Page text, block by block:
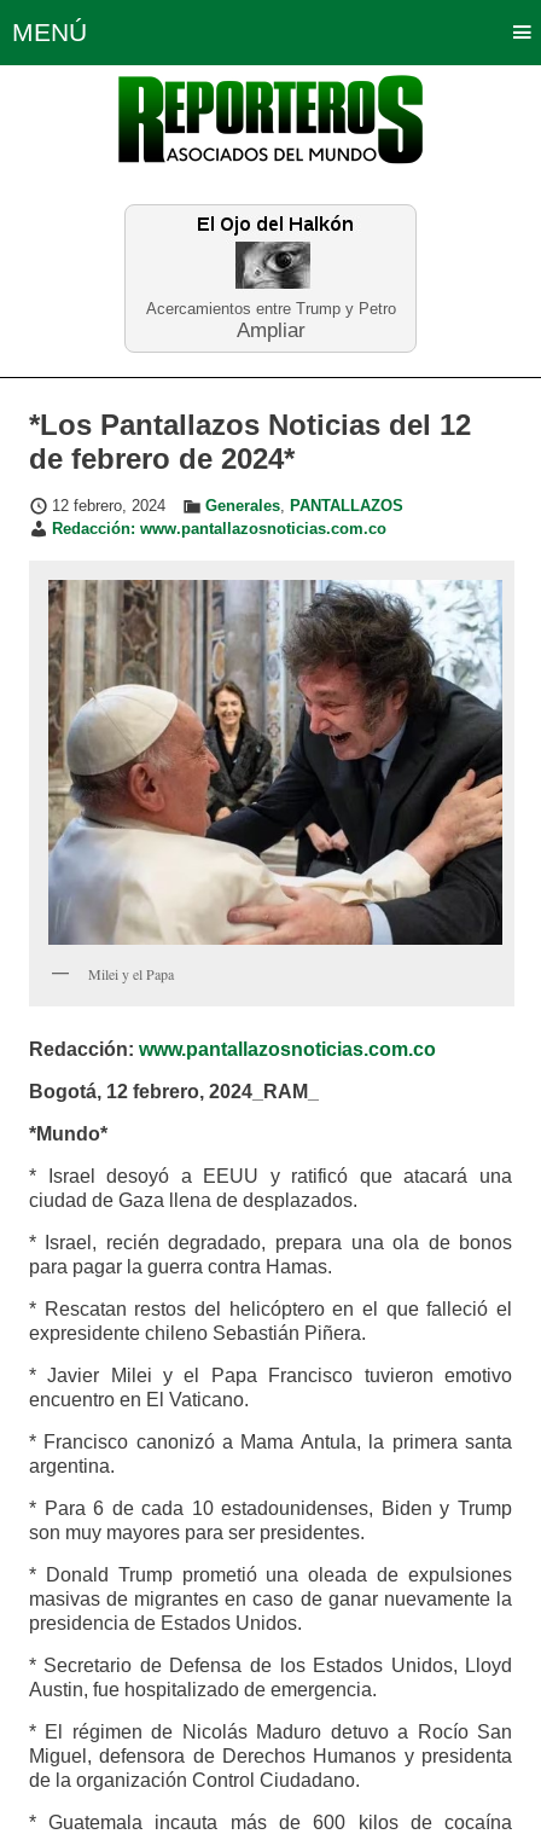
Acercamientos entre Trump y Petro
Ampliar
MENÚ
Política Opinión Bogotá
Planeta Tierra Deportes
Educación Neira
*Los Pantallazos Noticias del 12
de febrero de 2024*
12 febrero, 2024 Generales, PANTALLAZOS
Redacción: www.pantallazosnoticias.com.co
Milei y el Papa
Redacción: www.pantallazosnoticias.com.co
Bogotá, 12 febrero, 2024_RAM_
*Mundo*
* Israel desoyó a EEUU y ratificó que atacará una
ciudad de Gaza llena de desplazados.
* Israel, recién degradado, prepara una ola de bonos
para pagar la guerra contra Hamas.
* Rescatan restos del helicóptero en el que falleció el
expresidente chileno Sebastián Piñera.
* Javier Milei y el Papa Francisco tuvieron emotivo
encuentro en El Vaticano.
* Francisco canonizó a Mama Antula, la primera santa
argentina.
* Para 6 de cada 10 estadounidenses, Biden y Trump
son muy mayores para ser presidentes.
* Donald Trump prometió una oleada de expulsiones
masivas de migrantes en caso de ganar nuevamente la
presidencia de Estados Unidos.
* Secretario de Defensa de los Estados Unidos, Lloyd
Austin, fue hospitalizado de emergencia.
* El régimen de Nicolás Maduro detuvo a Rocío San
Miguel, defensora de Derechos Humanos y presidenta
de la organización Control Ciudadano.
* Guatemala incauta más de 600 kilos de cocaína